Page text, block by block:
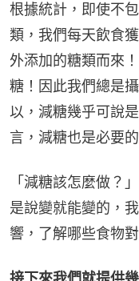
根據統計，即使不
類，我們每天飲食
外添加的糖類而來
糖！因此我們總是
以，減糖幾乎可說
言，減糖也是必要的
「減糖該怎麼做？
是說變就能變的，
響，了解哪些食物